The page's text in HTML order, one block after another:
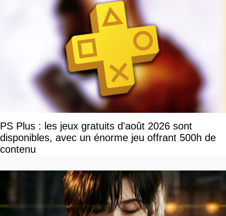
PS Plus : les jeux gratuits d'août 2026 sont
disponibles, avec un énorme jeu offrant 500h de
contenu